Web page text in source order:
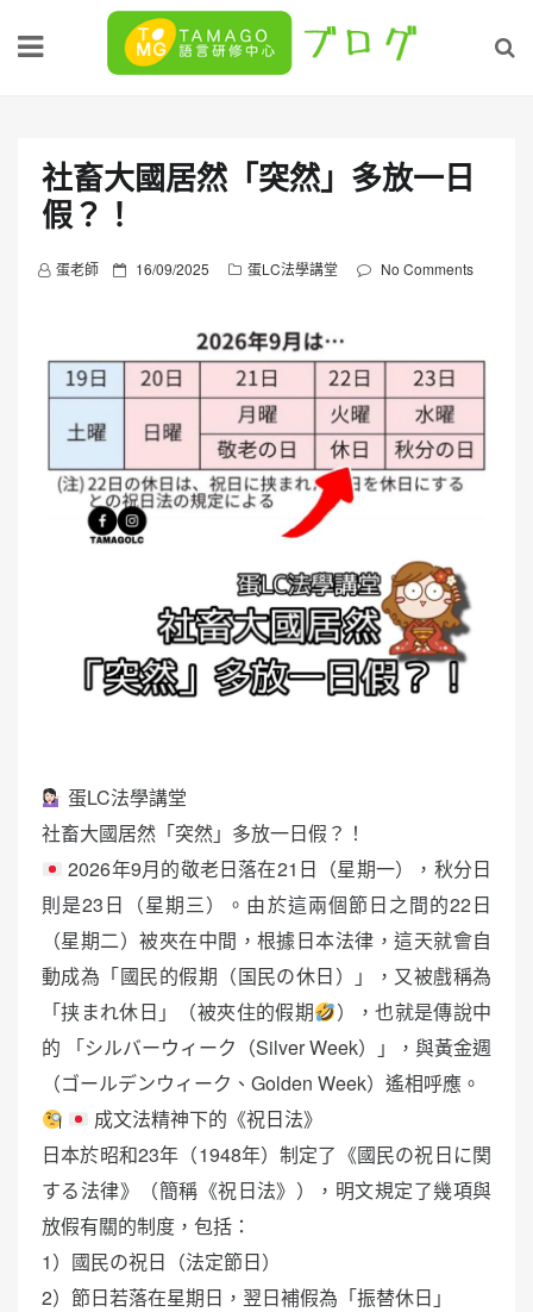
社畜大國居然「突然」多放一日
假？！
蛋老師
P
n
16/09/2025 蛋LC法學講堂 No Comments
蛋LC法學講堂
社畜大國居然「突然」多放一日假？！
2026年9月的敬老日落在21日（星期一），秋分日
則是23日（星期三）。由於這兩個節日之間的22日
（星期二）被夾在中間，根據日本法律，這天就會自
動成為「國民的假期（国民の休日）」，又被戲稱為
「挟まれ休日」（被夾住的假期
），也就是傳說中
的 「シルバーウィーク（Silver Week）」，與黃金週
（ゴールデンウィーク、Golden Week）遙相呼應。
成文法精神下的《祝日法》
日本於昭和23年（1948年）制定了《國民の祝日に関
する法律》（簡稱《祝日法》），明文規定了幾項與
放假有關的制度，包括：
1）國民の祝日（法定節日）
2）節日若落在星期日，翌日補假為「振替休日」